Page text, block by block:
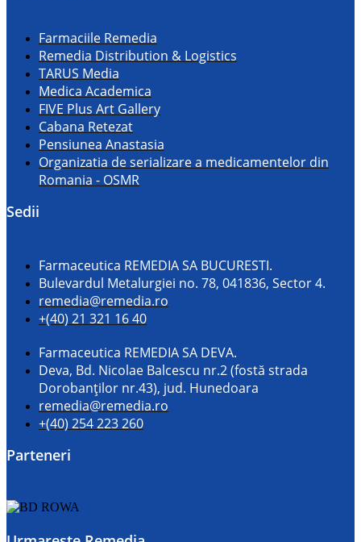
Farmaciile Remedia
Remedia Distribution & Logistics
TARUS Media
Medica Academica
FIVE Plus Art Gallery
Cabana Retezat
Pensiunea Anastasia
Organizatia de serializare a medicamentelor din
Romania - OSMR
Sedii
Farmaceutica REMEDIA SA BUCURESTI.
Bulevardul Metalurgiei no. 78, 041836, Sector 4.
remedia@remedia.ro
+(40) 21 321 16 40
Farmaceutica REMEDIA SA DEVA.
Deva, Bd. Nicolae Balcescu nr.2 (fostă strada
Dorobanților nr.43), jud. Hunedoara
remedia@remedia.ro
+(40) 254 223 260
Parteneri